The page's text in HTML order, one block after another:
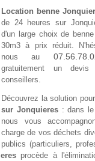
Location benne
de 24 heures sur
d'un large choix de
30m3 à prix réduit.
nous au
gratuitement un
conseillers.
Découvrez la solution pour
sur Jonquieres: dans le
nous vous
charge de vos déchets
publics (particuliers,
procède à